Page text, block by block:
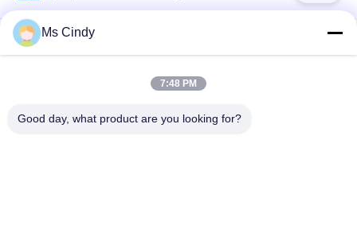
Document Ei Tray
Making Machine
eiertrays
Machine
machine maken
Ms Cindy
7:48 PM
Good day, what product are you looking for?